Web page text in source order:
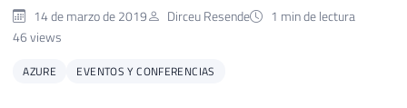
14 de marzo de 2019 Dirceu Resende
1 min de lectura
46 views
AZURE EVENTOS Y CONFERENCIAS